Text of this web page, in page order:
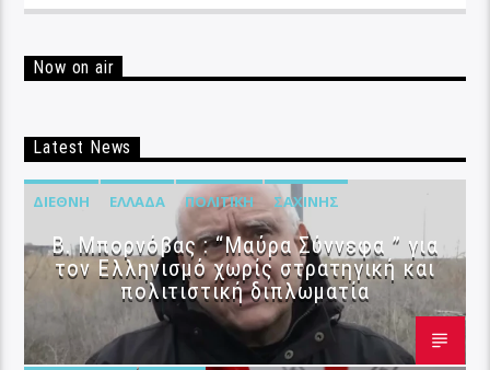
Now on air
Latest News
ΔΙΕΘΝΉ ΕΛΛΆΔΑ ΠΟΛΙΤΙΚΉ ΣΑΧΊΝΗΣ
B. Μπορνόβας : “Μαύρα Σύννεφα ” για
τον Ελληνισμό χωρίς στρατηγική και
πολιτιστική διπλωματία